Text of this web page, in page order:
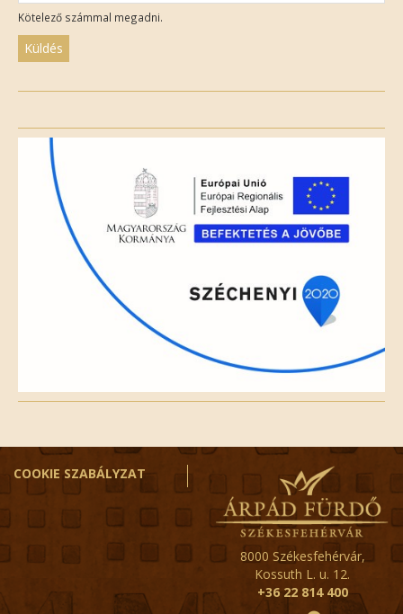
Kötelező számmal megadni.
field
empty.
COOKIE SZABÁLYZAT
8000 Székesfehérvár,
Kossuth L. u. 12.
+36 22 814 400